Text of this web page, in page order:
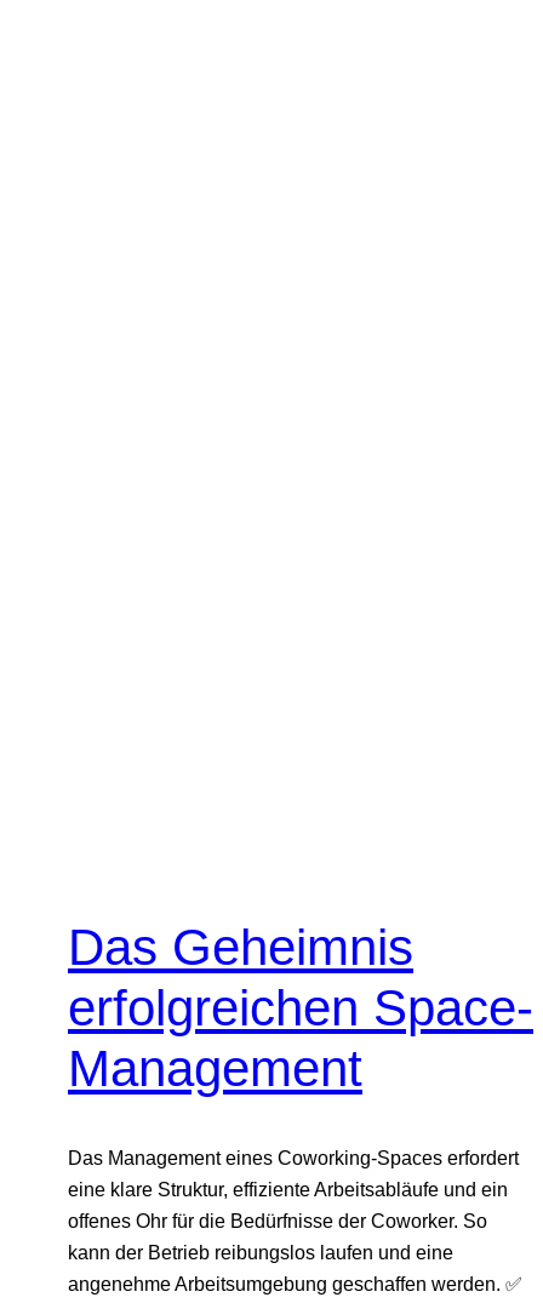
Das Geheimnis
erfolgreichen Space-
Management
Das Management eines Coworking-Spaces erfordert
eine klare Struktur, effiziente Arbeitsabläufe und ein
offenes Ohr für die Bedürfnisse der Coworker. So
kann der Betrieb reibungslos laufen und eine
angenehme Arbeitsumgebung geschaffen werden. ✅